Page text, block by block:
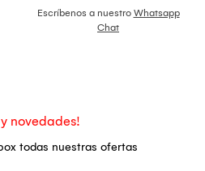
Escríbenos a nuestro Whatsapp
Chat
novedades!
todas nuestras ofertas